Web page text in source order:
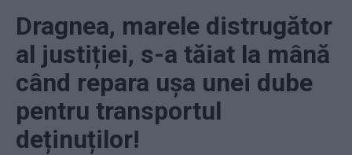
Dragnea, marele distrugător
al justiției, s-a tăiat la mână
când repara ușa unei dube
pentru transportul
deținuților!